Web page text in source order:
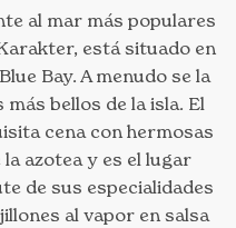
al mar más populares
está situado en
Bay. A menudo se la
bellos de la isla. El
cena con hermosas
azotea y es el lugar
de sus especialidades
al vapor en salsa